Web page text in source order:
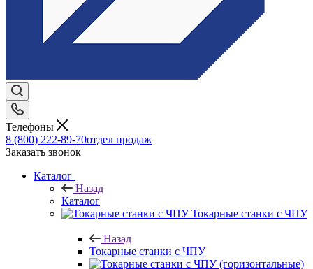
Телефоны
8 (800) 222-89-70отдел продаж
Заказать звонок
Каталог
Назад
Каталог
Токарные станки с ЧПУ
Назад
Токарные станки с ЧПУ